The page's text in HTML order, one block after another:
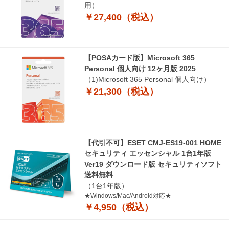
用）
￥27,400（税込）
【POSAカード版】Microsoft 365
Personal 個人向け 12ヶ月版 2025
（1)Microsoft 365 Personal 個人向け）
￥21,300（税込）
【代引不可】ESET CMJ-ES19-001 HOME
セキュリティ エッセンシャル 1台1年版
Ver19 ダウンロード版 セキュリティソフト
送料無料
（1台1年版）
★Windows/Mac/Android対応★
￥4,950（税込）